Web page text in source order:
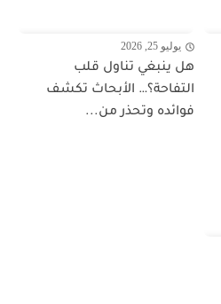
يوليو 25, 2026
هل ينبغي تناول قلب
التفاحة؟… الأبحاث تكشف
فوائده وتحذر من...